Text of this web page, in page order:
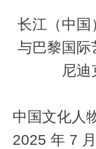
长江（中国
与巴黎国际
尼
中国文化人
2025 年 7